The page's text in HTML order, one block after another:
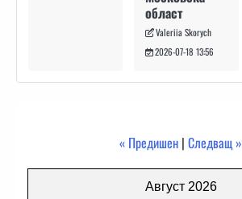
област
Valeriia Skorych
2026-07-18 13:56
« Предишен | Следващ »
Август 2026